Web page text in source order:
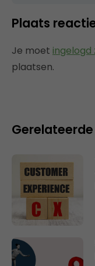
Plaats
Je moet ingelogd
plaatsen.